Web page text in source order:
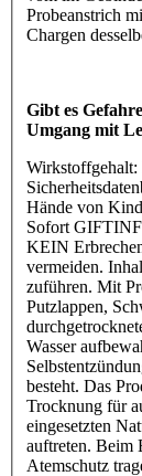
Probeanstrich
Chargen
Gibt es
Umgang mit
Hände von
Sofort
KEIN
vermeiden.
zuführen. Mit
Putzlappen,
Wasser
besteht. Das
Trocknung für
eingesetzten
auftreten. Beim
Atemschutz